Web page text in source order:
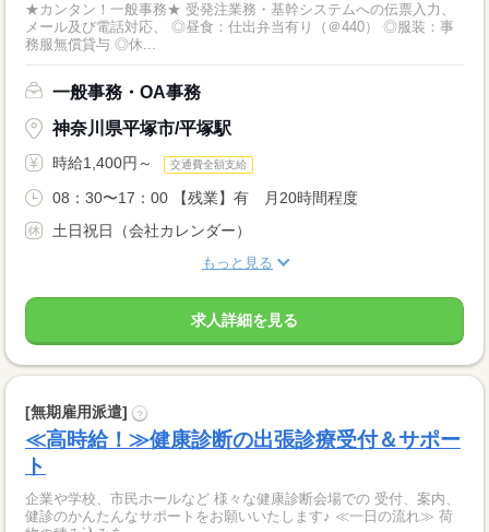
★カンタン！一般事務★ 受発注業務・基幹システムへの伝票入力、
メール及び電話対応、 ◎昼食：仕出弁当有り（＠440） ◎服装：事
務服無償貸与 ◎休...
一般事務・OA事務
神奈川県平塚市/平塚駅
時給1,400円～ 交通費全額支給
08：30〜17：00 【残業】有 月20時間程度
土日祝日（会社カレンダー）
もっと見る
求人詳細を見る
[無期雇用派遣] ?
≪高時給！≫健康診断の出張診療受付＆サポー
ト
企業や学校、市民ホールなど 様々な健康診断会場での 受付、案内、
健診のかんたんなサポートをお願いいたします♪ ≪一日の流れ≫ 荷